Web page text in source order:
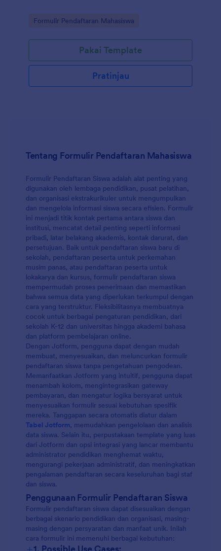
Go to Category:
Formulir Pendaftaran Mahasiswa
Pakai Template
Pratinjau
Tentang Formulir Pendaftaran Mahasiswa
Formulir Pendaftaran Siswa adalah alat penting yang
digunakan oleh lembaga pendidikan, pusat pelatihan,
dan organisasi ekstrakurikuler untuk mengumpulkan
dan mengelola informasi siswa secara efisien. Formulir
ini menjadi titik kontak pertama antara siswa dan
institusi, mencatat detail penting seperti informasi
pribadi, latar belakang akademis, kontak darurat, dan
persetujuan. Baik untuk pendaftaran siswa baru di
sekolah, pendaftaran peserta untuk perkemahan
musim panas, atau pendaftaran peserta untuk
lokakarya dan kursus, formulir pendaftaran siswa
mempermudah proses penerimaan dan memastikan
bahwa semua data yang diperlukan terkumpul dengan
cara yang terstruktur. Fleksibilitasnya membuatnya
cocok untuk berbagai pengaturan pendidikan, dari
sekolah K-12 dan universitas hingga akademi bahasa
dan platform pembelajaran online.
Dengan Jotform, pengguna dapat dengan mudah
membuat, menyesuaikan, dan meluncurkan formulir
pendaftaran siswa tanpa pengetahuan pengodean.
Memanfaatkan Jotform yang intuitif, pengguna dapat
menambah kolom, mengintegrasikan gateway
pembayaran, dan mengatur logika bersyarat untuk
menyesuaikan formulir sesuai kebutuhan spesifik
mereka. Tanggapan secara otomatis diatur dalam
Tabel Jotform, memudahkan pengelolaan dan analisis
data siswa. Selain itu, perpustakaan template yang luas
dari Jotform dan opsi integrasi yang lancar membantu
administrator pendidikan menghemat waktu,
mengurangi pekerjaan administratif, dan meningkatkan
pengalaman pendaftaran secara keseluruhan bagi staf
dan siswa.
Penggunaan Formulir Pendaftaran Siswa
Formulir pendaftaran siswa dapat disesuaikan dengan
berbagai skenario pendidikan dan organisasi, masing-
masing dengan persyaratan dan manfaat unik. Inilah
cara formulir ini memenuhi berbagai kebutuhan: